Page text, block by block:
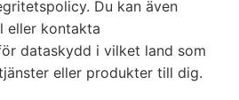
Du kan även
eller kontakta
dataskydd i vilket land som
eller produkter till dig.